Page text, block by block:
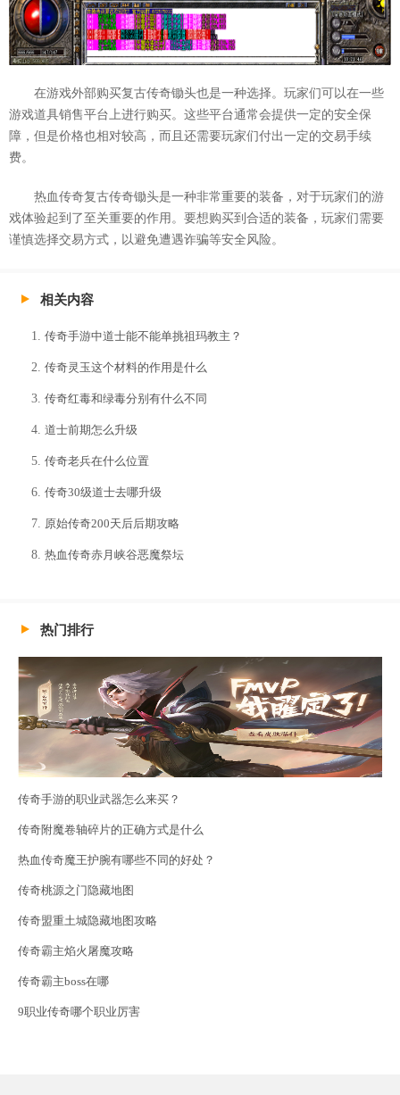
在游戏外部购买复古传奇锄头也是一种选择。玩家们可以在一些
游戏道具销售平台上进行购买。这些平台通常会提供一定的安全保
障，但是价格也相对较高，而且还需要玩家们付出一定的交易手续
费。
热血传奇复古传奇锄头是一种非常重要的装备，对于玩家们的游
戏体验起到了至关重要的作用。要想购买到合适的装备，玩家们需要
谨慎选择交易方式，以避免遭遇诈骗等安全风险。
相关内容
传奇手游中道士能不能单挑祖玛教主？
传奇灵玉这个材料的作用是什么
传奇红毒和绿毒分别有什么不同
道士前期怎么升级
传奇老兵在什么位置
传奇30级道士去哪升级
原始传奇200天后后期攻略
热血传奇赤月峡谷恶魔祭坛
热门排行
传奇手游的职业武器怎么来买？
传奇附魔卷轴碎片的正确方式是什么
热血传奇魔王护腕有哪些不同的好处？
传奇桃源之门隐藏地图
传奇盟重土城隐藏地图攻略
传奇霸主焰火屠魔攻略
传奇霸主boss在哪
9职业传奇哪个职业厉害